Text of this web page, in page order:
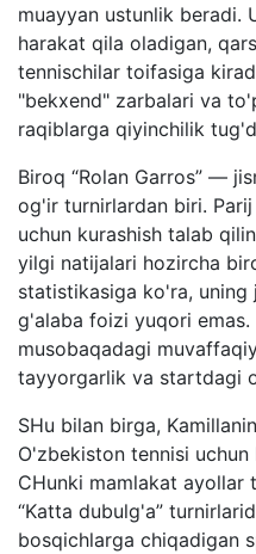
muayyan ustunlik beradi.
harakat qila oladigan,
tennischilar toifasiga
"bekxend" zarbalari va
raqiblarga qiyinchilik
Biroq “Rolan Garros” —
og'ir turnirlardan biri.
uchun kurashish talab
yilgi natijalari hozircha
statistikasiga ko'ra,
g'alaba foizi yuqori emas.
musobaqadagi
tayyorgarlik va startdagi
SHu bilan birga,
O'zbekiston tennisi
CHunki mamlakat ayollar
“Katta dubulg'a”
bosqichlarga chiqadigan